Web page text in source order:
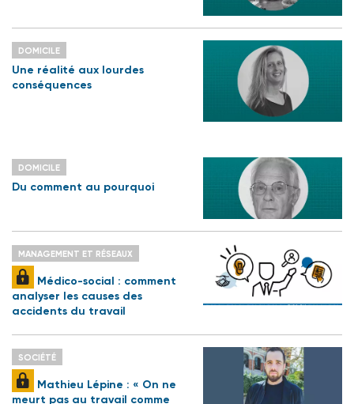
DOMICILE
Une réalité aux lourdes
conséquences
DOMICILE
Du comment au pourquoi
MANAGEMENT ET RÉSEAUX
Médico-social : comment
analyser les causes des
accidents du travail
SOCIÉTÉ
Mathieu Lépine : « On ne
meurt pas au travail comme